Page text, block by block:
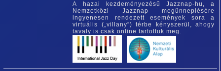
A hazai kezdeményezésű Jazznap-hu, a
Nemzetközi Jazznap megünneplésére
ingyenesen rendezett események sora a
virtuális („villany”) térbe kényszerül, ahogy
tavaly is csak online tartottuk meg.